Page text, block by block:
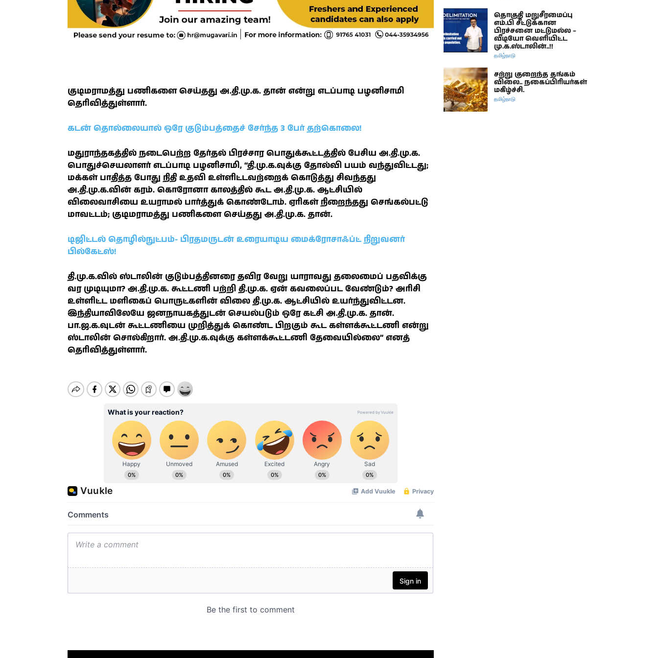
குடிமராமத்து பணிகளை செய்தது அ.தி.மு.க. தான் என்று எடப்பாடி பழனிசாமி
தெரிவித்துள்ளார்.
கடன் தொல்லையால் ஒரே குடும்பத்தைச் சேர்ந்த 3 பேர் தற்கொலை!
மதுராந்தகத்தில் நடைபெற்ற தேர்தல் பிரச்சார பொதுக்கூட்டத்தில் பேசிய அ.தி.மு.க.
பொதுச்செயலாளர் எடப்பாடி பழனிசாமி, “தி.மு.க.வுக்கு தோல்வி பயம் வந்துவிட்டது;
மக்கள் பாதித்த போது நிதி உதவி உள்ளிட்டவற்றைக் கொடுத்து சிவந்தது
அ.தி.மு.க.வின் கரம். கொரோனா காலத்தில் கூட அ.தி.மு.க. ஆட்சியில்
விலைவாசியை உயராமல் பார்த்துக் கொண்டோம். ஏரிகள் நிறைந்தது செங்கல்பட்டு
மாவட்டம்; குடிமராமத்து பணிகளை செய்தது அ.தி.மு.க. தான்.
டிஜிட்டல் தொழில்நுட்பம்- பிரதமருடன் உரையாடிய மைக்ரோசாஃப்ட் நிறுவனர்
பில்கேட்ஸ்!
தி.மு.க.வில் ஸ்டாலின் குடும்பத்தினரை தவிர வேறு யாராவது தலைமைப் பதவிக்கு
வர முடியுமா? அ.தி.மு.க. கூட்டணி பற்றி தி.மு.க. ஏன் கவலைப்பட வேண்டும்? அரிசி
உள்ளிட்ட மளிகைப் பொருட்களின் விலை தி.மு.க. ஆட்சியில் உயர்ந்துவிட்டன.
இந்தியாவிலேயே ஜனநாயகத்துடன் செயல்படும் ஒரே கட்சி அ.தி.மு.க. தான்.
பா.ஜ.க.வுடன் கூட்டணியை முறித்துக் கொண்ட பிறகும் கூட கள்ளக்கூட்டணி என்று
ஸ்டாலின் சொல்கிறார். அ.தி.மு.க.வுக்கு கள்ளக்கூட்டணி தேவையில்லை” எனத்
தெரிவித்துள்ளார்.
தொகுதி மறுசீரமைப்பு
எம்.பி சீட்டுக்கான
பிரச்சனை மட்டுமல்ல –
வீடியோ வெளியிட்ட
மு.க.ஸ்டாலின்..!!
தமிழ்நாடு
சற்று குறைந்த தங்கம்
விலை.. நகைப்பிரியர்கள்
மகிழ்ச்சி.
தமிழ்நாடு